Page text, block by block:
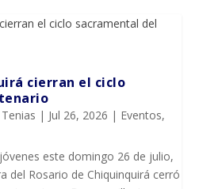
cierran el ciclo
| Jul 26, 2026 | Eventos,
este domingo 26 de julio,
del Rosario de Chiquinquirá cerró